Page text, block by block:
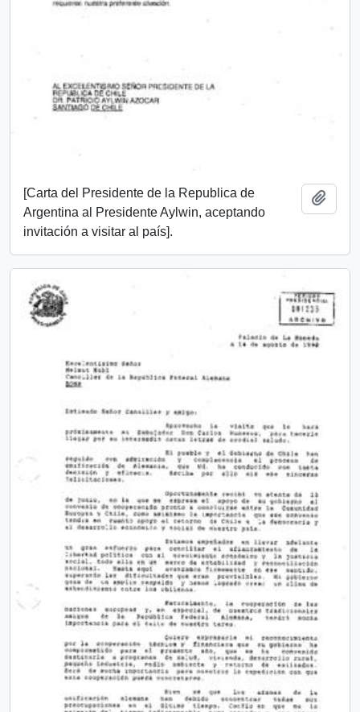
[Carta del Presidente de la Republica de
Argentina al Presidente Aylwin, aceptando
invitación a visitar al país].